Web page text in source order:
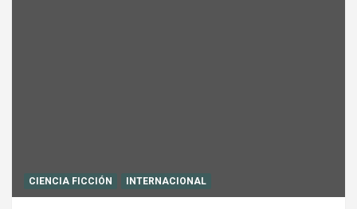
CIENCIA FICCIÓN INTERNACIONAL